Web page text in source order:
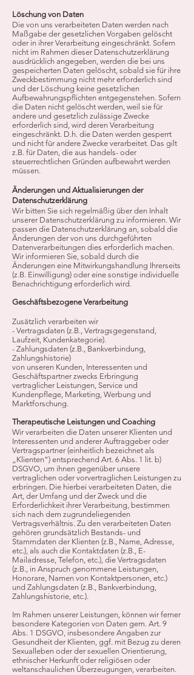
Löschung von Daten
Die von uns verarbeiteten Daten werden nach
Maßgabe der gesetzlichen Vorgaben gelöscht
oder in ihrer Verarbeitung eingeschränkt. Sofern
nicht im Rahmen dieser Datenschutzerklärung
ausdrücklich angegeben, werden die bei uns
gespeicherten Daten gelöscht, sobald sie für ihre
Zweckbestimmung nicht mehr erforderlich sind
und der Löschung keine gesetzlichen
Aufbewahrungspflichten entgegenstehen. Sofern
die Daten nicht gelöscht werden, weil sie für
andere und gesetzlich zulässige Zwecke
erforderlich sind, wird deren Verarbeitung
eingeschränkt. D.h. die Daten werden gesperrt
und nicht für andere Zwecke verarbeitet. Das gilt
z.B. für Daten, die aus handels- oder
steuerrechtlichen Gründen aufbewahrt werden
müssen.
Änderungen und Aktualisierungen der
Datenschutzerklärung
Wir bitten Sie sich regelmäßig über den Inhalt
unserer Datenschutzerklärung zu informieren. Wir
passen die Datenschutzerklärung an, sobald die
Änderungen der von uns durchgeführten
Datenverarbeitungen dies erforderlich machen.
Wir informieren Sie, sobald durch die
Änderungen eine Mitwirkungshandlung Ihrerseits
(z.B. Einwilligung) oder eine sonstige individuelle
Benachrichtigung erforderlich wird.
Geschäftsbezogene Verarbeitung
Zusätzlich verarbeiten wir
- Vertragsdaten (z.B., Vertragsgegenstand,
Laufzeit, Kundenkategorie).
- Zahlungsdaten (z.B., Bankverbindung,
Zahlungshistorie)
von unseren Kunden, Interessenten und
Geschäftspartner zwecks Erbringung
vertraglicher Leistungen, Service und
Kundenpflege, Marketing, Werbung und
Marktforschung.
Therapeutische Leistungen und Coaching
Wir verarbeiten die Daten unserer Klienten und
Interessenten und anderer Auftraggeber oder
Vertragspartner (einheitlich bezeichnet als
„Klienten“) entsprechend Art. 6 Abs. 1 lit. b)
DSGVO, um ihnen gegenüber unsere
vertraglichen oder vorvertraglichen Leistungen zu
erbringen. Die hierbei verarbeiteten Daten, die
Art, der Umfang und der Zweck und die
Erforderlichkeit ihrer Verarbeitung, bestimmen
sich nach dem zugrundeliegenden
Vertragsverhältnis. Zu den verarbeiteten Daten
gehören grundsätzlich Bestands- und
Stammdaten der Klienten (z.B., Name, Adresse,
etc.), als auch die Kontaktdaten (z.B., E-
Mailadresse, Telefon, etc.), die Vertragsdaten
(z.B., in Anspruch genommene Leistungen,
Honorare, Namen von Kontaktpersonen, etc.)
und Zahlungsdaten (z.B., Bankverbindung,
Zahlungshistorie, etc.).
Im Rahmen unserer Leistungen, können wir ferner
besondere Kategorien von Daten gem. Art. 9
Abs. 1 DSGVO, insbesondere Angaben zur
Gesundheit der Klienten, ggf. mit Bezug zu deren
Sexualleben oder der sexuellen Orientierung,
ethnischer Herkunft oder religiösen oder
weltanschaulichen Überzeugungen, verarbeiten.